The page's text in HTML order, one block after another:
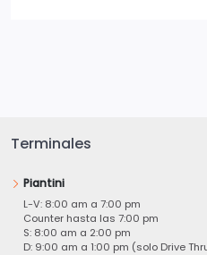
Terminales
Piantini
L-V: 8:00 am a 7:00 pm
Counter hasta las 7:00 pm
S: 8:00 am a 2:00 pm
D: 9:00 am a 1:00 pm (solo Drive